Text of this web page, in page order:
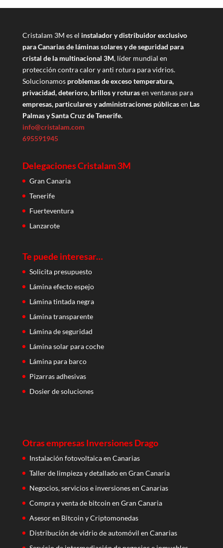
Cristalam 3M es el instalador y distribuidor exclusivo
para Canarias de láminas solares y de seguridad para
cristal de la multinacional 3M, líder mundial en
protección contra calor y anti rotura para vidrios.
Solucionamos problemas de exceso temperatura,
privacidad, deterioro, brillos y roturasen ventanas para
empresas, particulares y administraciones públicasen Las
Palmas y Santa Cruz de Tenerife.
info@cristalam.com
695591945
Delegaciones Cristalam 3M
Gran Canaria
Tenerife
Fuerteventura
Lanzarote
Te puede interesar…
Solicita presupuesto
Lámina efecto espejo
Lámina tintada negra
Lámina transparente
Lámina de seguridad
Lámina solar para coche
Lámina para barco
Pizarras adhesivas
Dosier de soluciones
Otras empresas Inversiones Drago
Instalación fotovoltaica en Canarias
Taller de limpieza y detallado en Gran Canaria
Negocios, servicios e inversiones en Canarias
Compra y venta de bitcoin en Gran Canaria
Asesor en Bitcoin y Criptomonedas
Distribución de vidrio de automóvil en Canarias